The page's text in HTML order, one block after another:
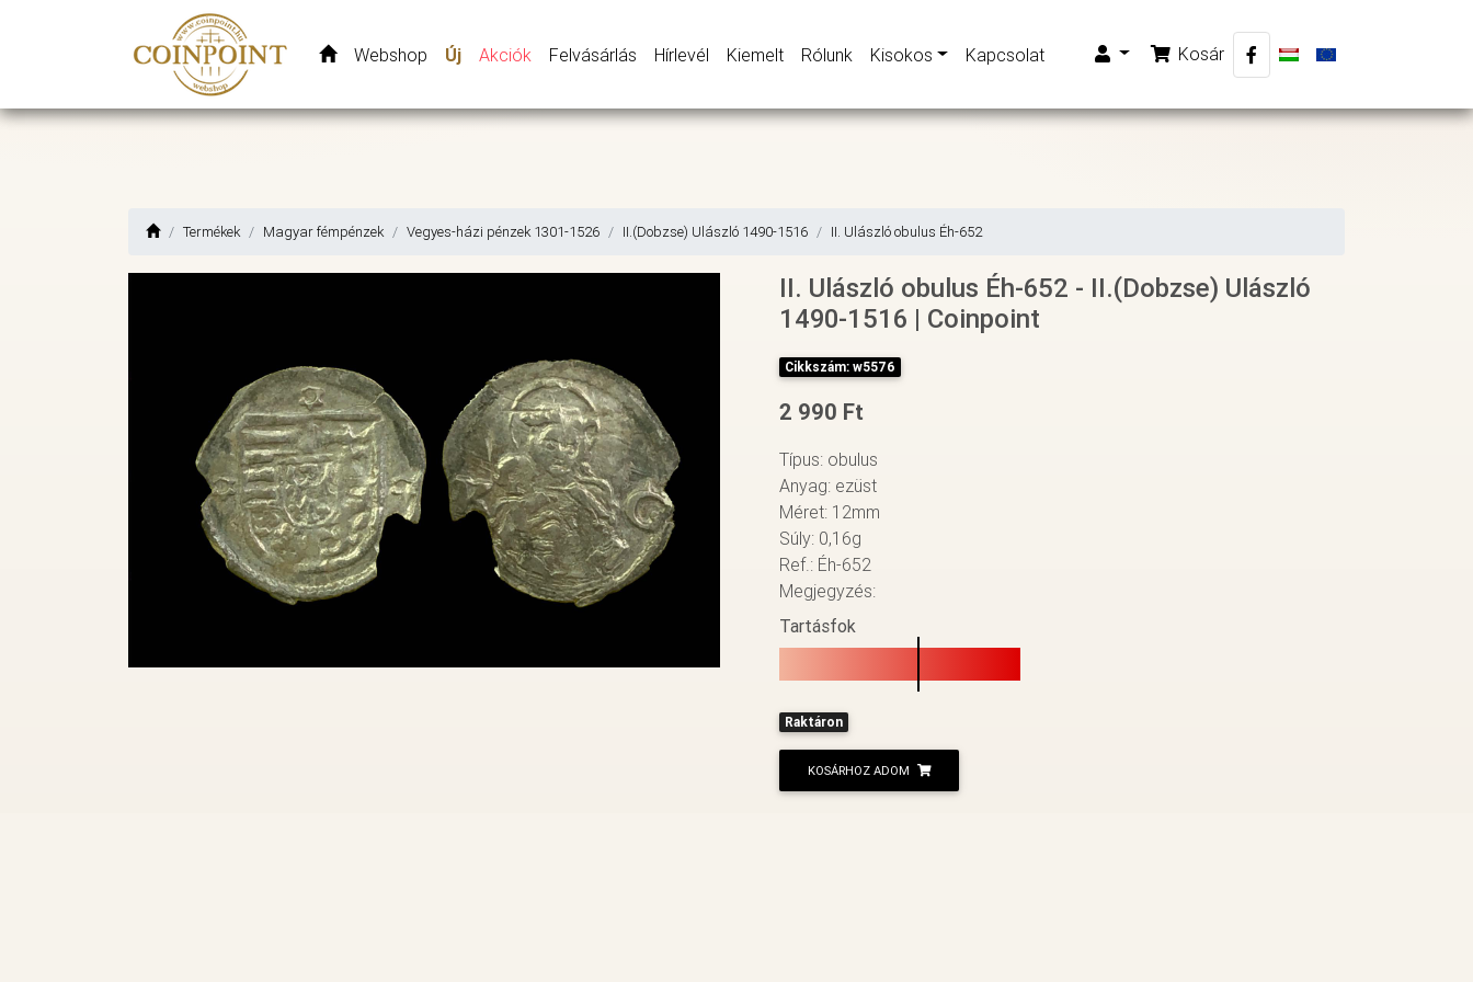
Webshop Új Akciók Felvásárlás Hírlevél Kiemelt Rólunk Kisokos Kapcsolat Kosár
Termékek Magyar fémpénzek Vegyes-házi pénzek 1301-1526 II.(Dobzse) Ulászló 1490-1516 II. Ulászló obulus Éh-652
II. Ulászló obulus Éh-652 - II.(Dobzse) Ulászló
1490-1516 | Coinpoint
Cikkszám: w5576
2 990 Ft
Típus: obulus
Anyag: ezüst
Méret: 12mm
Súly: 0,16g
Ref.: Éh-652
Megjegyzés:
Tartásfok
Raktáron
KOSÁRHOZ ADOM